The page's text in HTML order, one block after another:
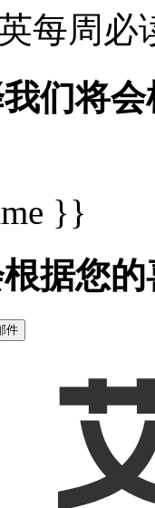
每周
我们将
}}
据您
件